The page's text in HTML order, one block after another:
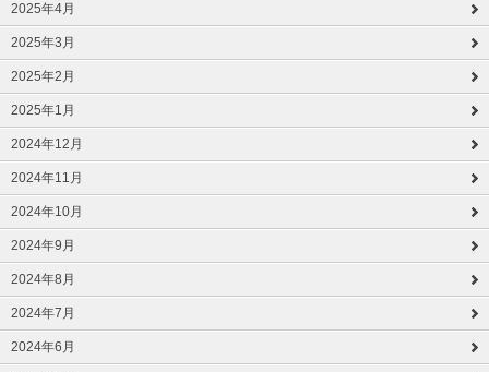
2025年4月
2025年3月
2025年2月
2025年1月
2024年12月
2024年11月
2024年10月
2024年9月
2024年8月
2024年7月
2024年6月